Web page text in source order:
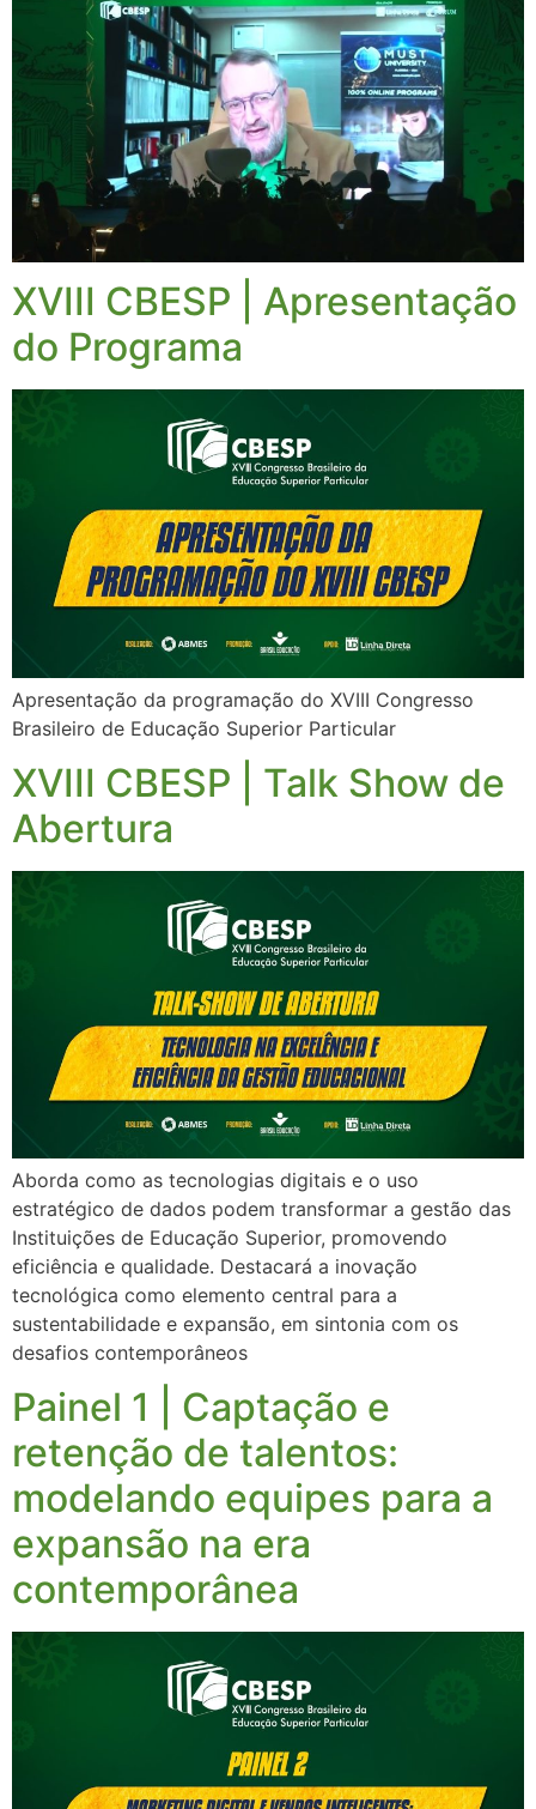
XVIII CBESP | Apresentação
do Programa
Apresentação da programação do XVIII Congresso
Brasileiro de Educação Superior Particular
XVIII CBESP | Talk Show de
Abertura
Aborda como as tecnologias digitais e o uso
estratégico de dados podem transformar a gestão das
Instituições de Educação Superior, promovendo
eficiência e qualidade. Destacará a inovação
tecnológica como elemento central para a
sustentabilidade e expansão, em sintonia com os
desafios contemporâneos
Painel 1 | Captação e
retenção de talentos:
modelando equipes para a
expansão na era
contemporânea